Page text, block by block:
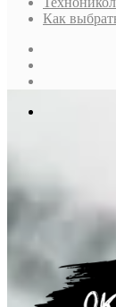
Как